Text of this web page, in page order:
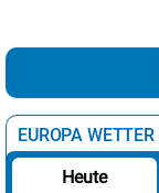
EUROPA WETTER
Heute